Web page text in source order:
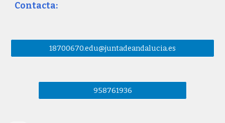
Contacta:
18700670.edu@juntadeandalucia.es
958761936